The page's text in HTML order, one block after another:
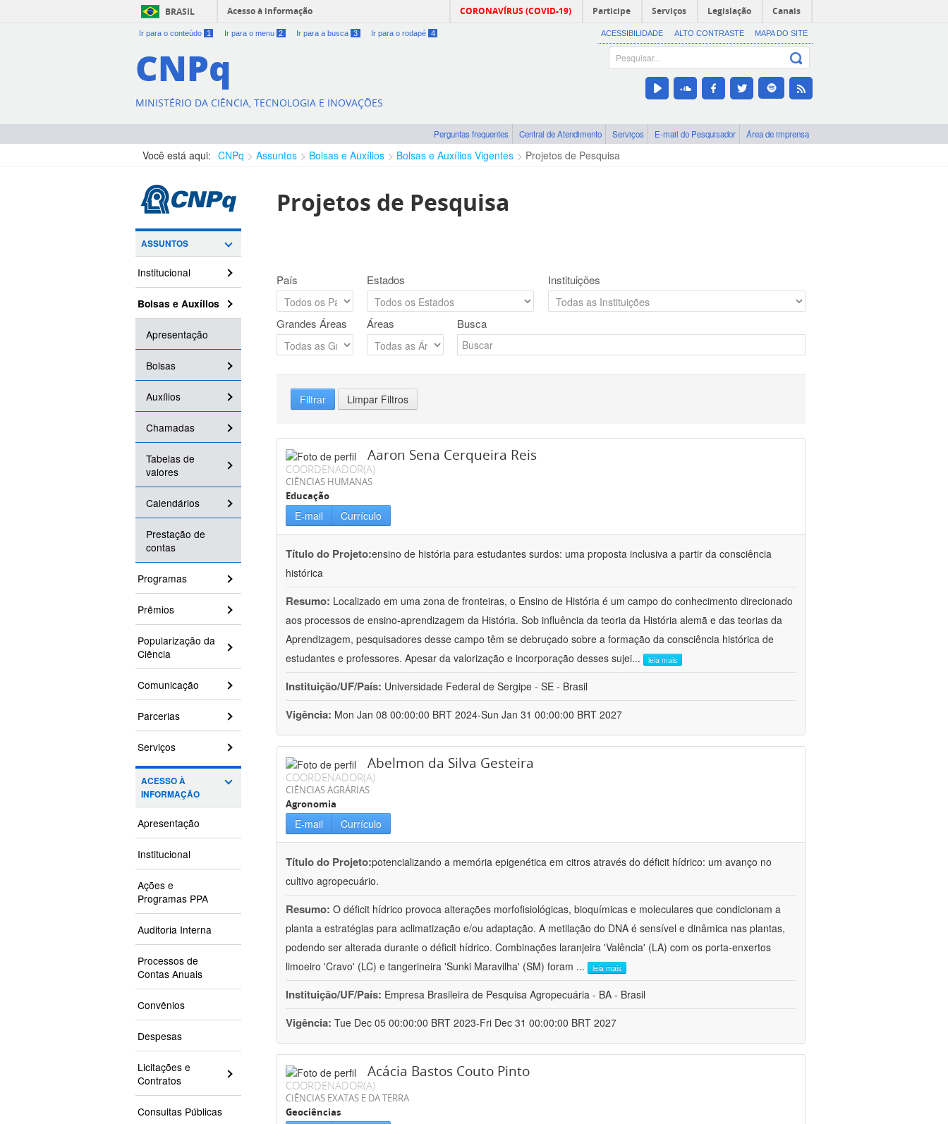
BRASIL Acesso à informação CORONAVÍRUS (COVID-19) Participe Serviços Legislação Canais
Ir para o conteúdo 1 Ir para o menu 2 Ir para a busca 3 Ir para o rodapé 4 ACESSIBILIDADE ALTO CONTRASTE MAPA DO SITE
CNPq
MINISTÉRIO DA CIÊNCIA, TECNOLOGIA E INOVAÇÕES
Perguntas frequentes Central de Atendimento Serviços E-mail do Pesquisador Área de imprensa
Você está aqui: CNPq Assuntos Bolsas e Auxílios Bolsas e Auxílios Vigentes Projetos de Pesquisa
ASSUNTOS
Institucional
Bolsas e Auxílios
Apresentação
Bolsas
Auxílios
Chamadas
Tabelas de
valores
Calendários
Prestação de
contas
Programas
Prêmios
Popularização da
Ciência
Comunicação
Parcerias
Serviços
ACESSO À
INFORMAÇÃO
Apresentação
Institucional
Ações e
Programas PPA
Auditoria Interna
Processos de
Contas Anuais
Convênios
Despesas
Licitações e
Contratos
Consultas Públicas
Projetos de Pesquisa
País Estados Instituições
Grandes Áreas Áreas Busca
Filtrar Limpar Filtros
Aaron Sena Cerqueira Reis
COORDENADOR(A)
CIÊNCIAS HUMANAS
Educação
E-mail Currículo
Título do Projeto:ensino de história para estudantes surdos: uma proposta inclusiva a partir da consciência
histórica
Resumo: Localizado em uma zona de fronteiras, o Ensino de História é um campo do conhecimento direcionado
aos processos de ensino-aprendizagem da História. Sob influência da teoria da História alemã e das teorias da
Aprendizagem, pesquisadores desse campo têm se debruçado sobre a formação da consciência histórica de
estudantes e professores. Apesar da valorização e incorporação desses sujei... leia mais
Instituição/UF/País: Universidade Federal de Sergipe - SE - Brasil
Vigência: Mon Jan 08 00:00:00 BRT 2024-Sun Jan 31 00:00:00 BRT 2027
Abelmon da Silva Gesteira
COORDENADOR(A)
CIÊNCIAS AGRÁRIAS
Agronomia
E-mail Currículo
Título do Projeto:potencializando a memória epigenética em citros através do déficit hídrico: um avanço no
cultivo agropecuário.
Resumo: O déficit hídrico provoca alterações morfofisiológicas, bioquímicas e moleculares que condicionam a
planta a estratégias para aclimatização e/ou adaptação. A metilação do DNA é sensível e dinâmica nas plantas,
podendo ser alterada durante o déficit hídrico. Combinações laranjeira 'Valência' (LA) com os porta-enxertos
limoeiro 'Cravo' (LC) e tangerineira 'Sunki Maravilha' (SM) foram ... leia mais
Instituição/UF/País: Empresa Brasileira de Pesquisa Agropecuária - BA - Brasil
Vigência: Tue Dec 05 00:00:00 BRT 2023-Fri Dec 31 00:00:00 BRT 2027
Acácia Bastos Couto Pinto
COORDENADOR(A)
CIÊNCIAS EXATAS E DA TERRA
Geociências